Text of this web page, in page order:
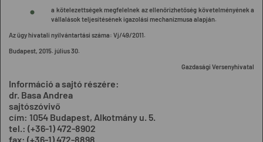
a kötelezettségek megfelelnek az ellenőrizhetőség követelményének a
vállalások teljesítésének igazolási mechanizmusa alapján.
Az ügy hivatali nyilvántartási száma: Vj/49/2011.
Budapest, 2015. július 30.
Gazdasági Versenyhivatal
Információ a sajtó részére:
dr. Basa Andrea
sajtószóvivő
cím: 1054 Budapest, Alkotmány u. 5.
tel.: (+36-1) 472-8902
fax: (+36-1) 472-8898